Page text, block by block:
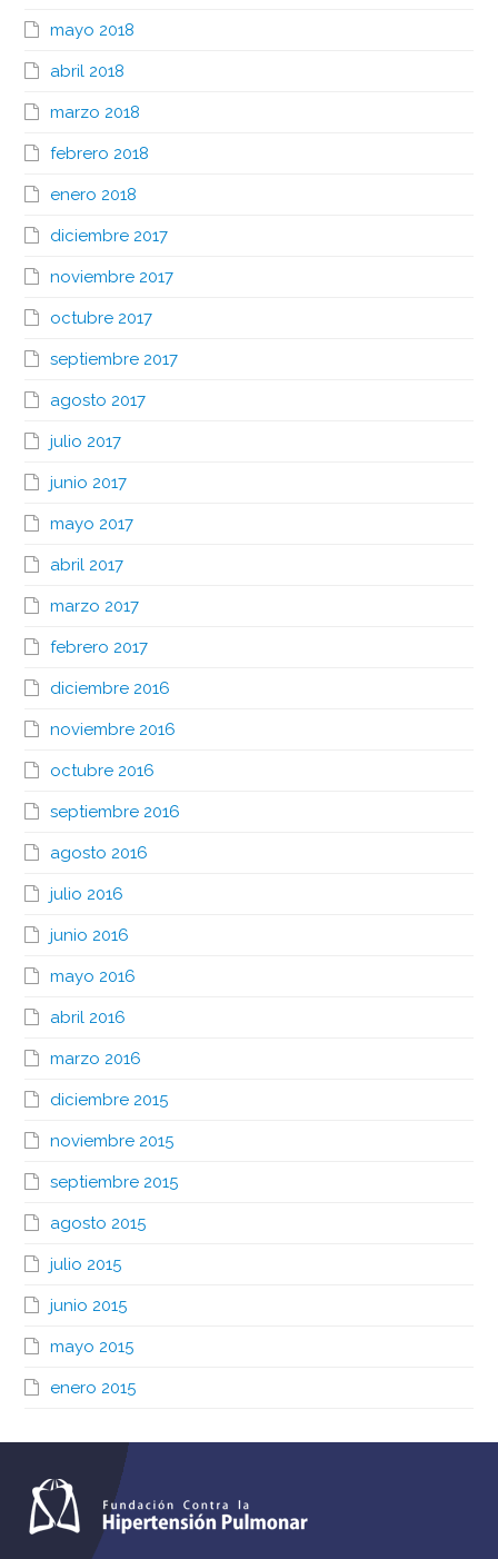
mayo 2018
abril 2018
marzo 2018
febrero 2018
enero 2018
diciembre 2017
noviembre 2017
octubre 2017
septiembre 2017
agosto 2017
julio 2017
junio 2017
mayo 2017
abril 2017
marzo 2017
febrero 2017
diciembre 2016
noviembre 2016
octubre 2016
septiembre 2016
agosto 2016
julio 2016
junio 2016
mayo 2016
abril 2016
marzo 2016
diciembre 2015
noviembre 2015
septiembre 2015
agosto 2015
julio 2015
junio 2015
mayo 2015
enero 2015